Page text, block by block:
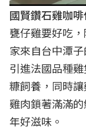
國賢鑽石雞咖
甕仔雞要好吃
家來自台中潭
引進法國品種
糠飼養，同時
雞肉鎖著滿滿
年好滋味。